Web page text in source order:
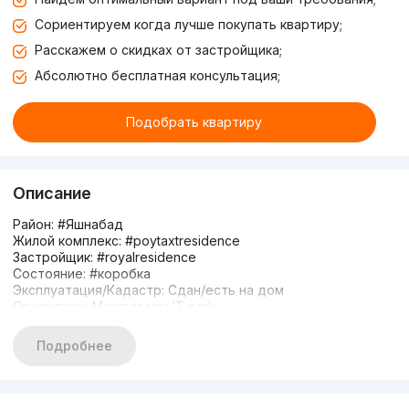
Сориентируем когда лучше покупать квартиру;
Расскажем о скидках от застройщика;
Абсолютно бесплатная консультация;
Подобрать квартиру
Описание
Район: #Яшнабад
Жилой комплекс: #poytaxtresidence
Застройщик: #royalresidence
Состояние: #коробка
Эксплуатация/Кадастр: Сдан/есть на дом
Ориентиры: Махтумкули IT park
1 линия
2/8/10
Подробнее